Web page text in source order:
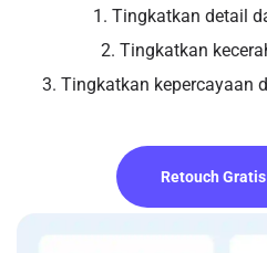
1. Tingkatkan detail
2. Tingkatkan
3. Tingkatkan kepercayaan
Retouch